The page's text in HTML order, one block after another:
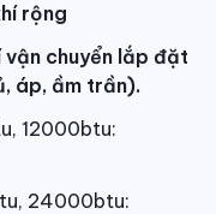
rộng
chuyển lắp đặt
áp, ầm trần).
12000btu:
24000btu: